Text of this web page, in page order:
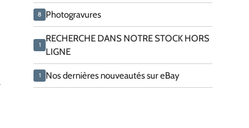
8 Photogravures
1
RECHERCHE DANS NOTRE STOCK HORS
LIGNE
1 Nos dernières nouveautés sur eBay